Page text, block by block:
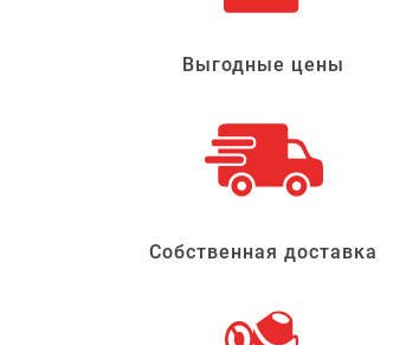
Выгодные цены
Собственная доставка